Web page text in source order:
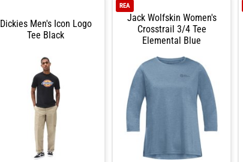
Dickies Men's Icon Logo
Tee Black
Jack Wolfskin Women's
Crosstrail 3/4 Tee
Elemental Blue
REA